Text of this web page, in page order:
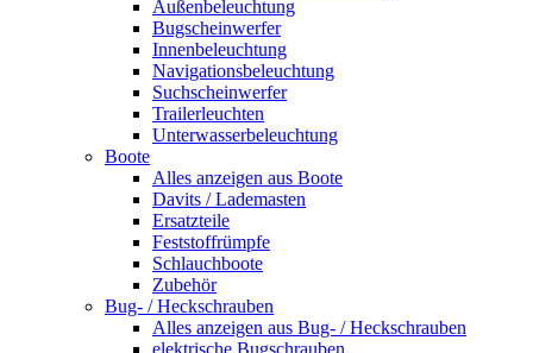
Außenbeleuchtung
Bugscheinwerfer
Innenbeleuchtung
Navigationsbeleuchtung
Suchscheinwerfer
Trailerleuchten
Unterwasserbeleuchtung
Boote
Alles anzeigen aus Boote
Davits / Lademasten
Ersatzteile
Feststoffrümpfe
Schlauchboote
Zubehör
Bug- / Heckschrauben
Alles anzeigen aus Bug- / Heckschrauben
elektrische Bugschrauben